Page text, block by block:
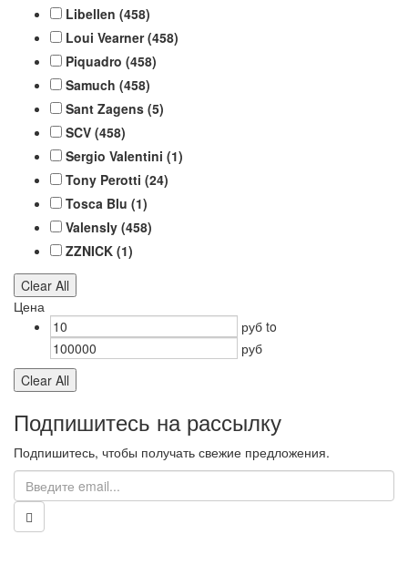
Libellen (458)
Loui Vearner (458)
Piquadro (458)
Samuch (458)
Sant Zagens (5)
SCV (458)
Sergio Valentini (1)
Tony Perotti (24)
Tosca Blu (1)
ValensIy (458)
ZZNICK (1)
Clear All
Цена
руб to
руб
Clear All
Подпишитесь на рассылку
Подпишитесь, чтобы получать свежие предложения.